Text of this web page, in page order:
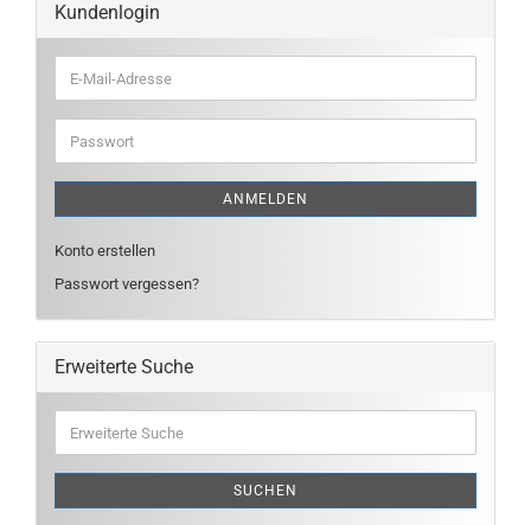
Kundenlogin
E-
Mail-
Adresse
Passwort
ANMELDEN
Konto erstellen
Passwort vergessen?
Erweiterte Suche
Suche
SUCHEN